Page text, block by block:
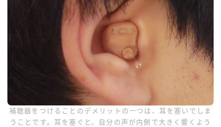
補聴器をつけることのデメリットの一つは、耳を塞いでしま
うことです。耳を塞ぐと、自分の声が内側で大きく響くよう